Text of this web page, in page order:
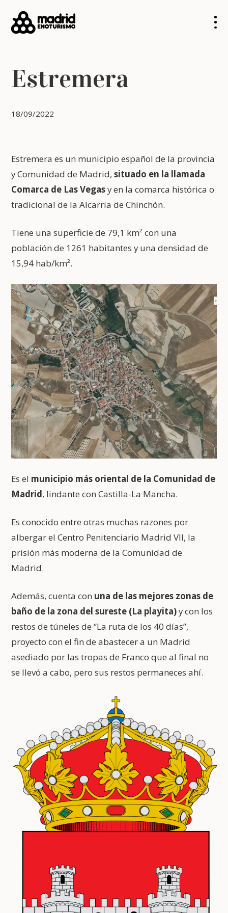
Estremera
18/09/2022
Estremera es un municipio español de la provincia
y Comunidad de Madrid,situado en la llamada
Comarca de Las Vegasy en la comarca histórica o
tradicional de la Alcarria de Chinchón.
Tiene una superficie de 79,1 km² con una
población de 1261 habitantes y una densidad de
15,94 hab/km².
Es el municipio más oriental de la Comunidad de
Madrid, lindante con Castilla-La Mancha.
Es conocido entre otras muchas razones por
albergar el Centro Penitenciario Madrid VII, la
prisión más moderna de la Comunidad de
Madrid.
Además, cuenta con una de las mejores zonas de
baño de la zona del sureste (La playita)y con los
restos de túneles de “La ruta de los 40 días”,
proyecto con el fin de abastecer a un Madrid
asediado por las tropas de Franco que al final no
se llevó a cabo, pero sus restos permaneces ahí.